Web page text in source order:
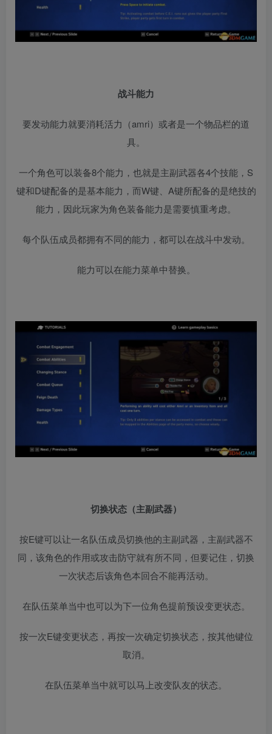
战斗能力
要发动能力就要消耗活力（amri）或者是一个物品栏的道
具。
一个角色可以装备8个能力，也就是主副武器各4个技能，S
键和D键配备的是基本能力，而W键、A键所配备的是绝技的
能力，因此玩家为角色装备能力是需要慎重考虑。
每个队伍成员都拥有不同的能力，都可以在战斗中发动。
能力可以在能力菜单中替换。
切换状态（主副武器）
按E键可以让一名队伍成员切换他的主副武器，主副武器不
同，该角色的作用或攻击防守就有所不同，但要记住，切换
一次状态后该角色本回合不能再活动。
在队伍菜单当中也可以为下一位角色提前预设变更状态。
按一次E键变更状态，再按一次确定切换状态，按其他键位
取消。
在队伍菜单当中就可以马上改变队友的状态。